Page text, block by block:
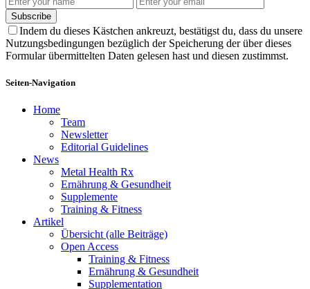
Subscribe
Indem du dieses Kästchen ankreuzt, bestätigst du, dass du unsere
Nutzungsbedingungen bezüglich der Speicherung der über dieses
Formular übermittelten Daten gelesen hast und diesen zustimmst.
Seiten-Navigation
Home
Team
Newsletter
Editorial Guidelines
News
Metal Health Rx
Ernährung & Gesundheit
Supplemente
Training & Fitness
Artikel
Übersicht (alle Beiträge)
Open Access
Training & Fitness
Ernährung & Gesundheit
Supplementation